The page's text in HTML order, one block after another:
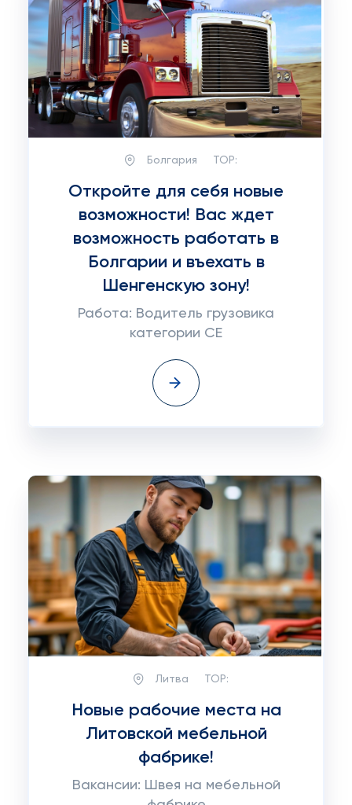
Болгария TOP:
Откройте для себя новые
возможности! Вас ждет
возможность работать в
Болгарии и въехать в
Шенгенскую зону!
Работа: Водитель грузовика
категории CE
Литва TOP:
Новые рабочие места на
Литовской мебельной
фабрике!
Вакансии: Швея на мебельной